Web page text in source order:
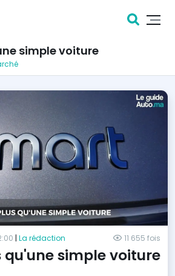
simple voiture
| La rédaction 11 655 fois
qu'une simple voiture